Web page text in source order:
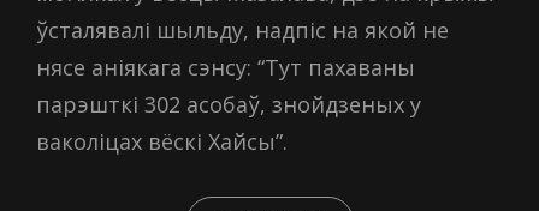
ўсталявалі шыльду, надпіс на якой не
нясе аніякага сэнсу: “Тут пахаваны
парэшткі 302 асобаў, знойдзеных у
ваколіцах вёскі Хайсы”.